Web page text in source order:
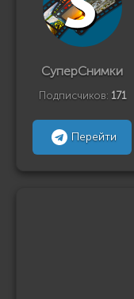
СуперСнимки
Подписчиков: 171
Перейти